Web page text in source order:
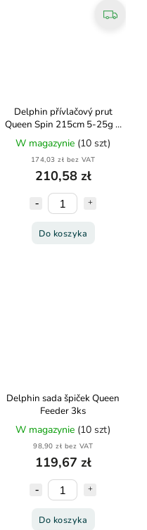
Delphin přívlačový prut
Queen Spin 215cm 5-25g 2
díly
W magazynie (10 szt)
174,03 zł bez VAT
210,58 zł
Do koszyka
Delphin sada špiček Queen
Feeder 3ks
W magazynie (10 szt)
98,90 zł bez VAT
119,67 zł
Do koszyka